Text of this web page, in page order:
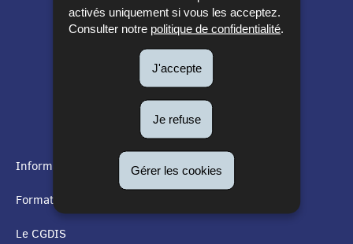
activés uniquement si vous les acceptez.
Consulter notre politique de confidentialité
J'accepte
Je refuse
Gérer les cookies
MENU
DE
Informations utiles
Formation
Le CGDIS